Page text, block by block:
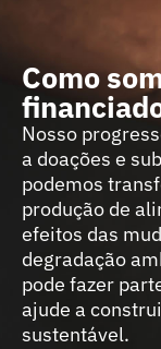
Como
Nosso
a doações e
podemos
produção de
efeitos das
degradação
pode fazer
ajude a
sustentável.